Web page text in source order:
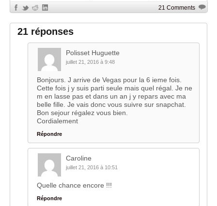
21 Comments
21 réponses
Polisset Huguette
juillet 21, 2016 à 9:48
Bonjours. J arrive de Vegas pour la 6 ieme fois.
Cette fois j y suis parti seule mais quel régal. Je ne
m en lasse pas et dans un an j y repars avec ma
belle fille. Je vais donc vous suivre sur snapchat.
Bon sejour régalez vous bien.
Cordialement
Répondre
Caroline
juillet 21, 2016 à 10:51
Quelle chance encore !!!
Répondre